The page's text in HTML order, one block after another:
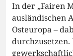
In der „Fairen
ausländischen
Osteuropa –